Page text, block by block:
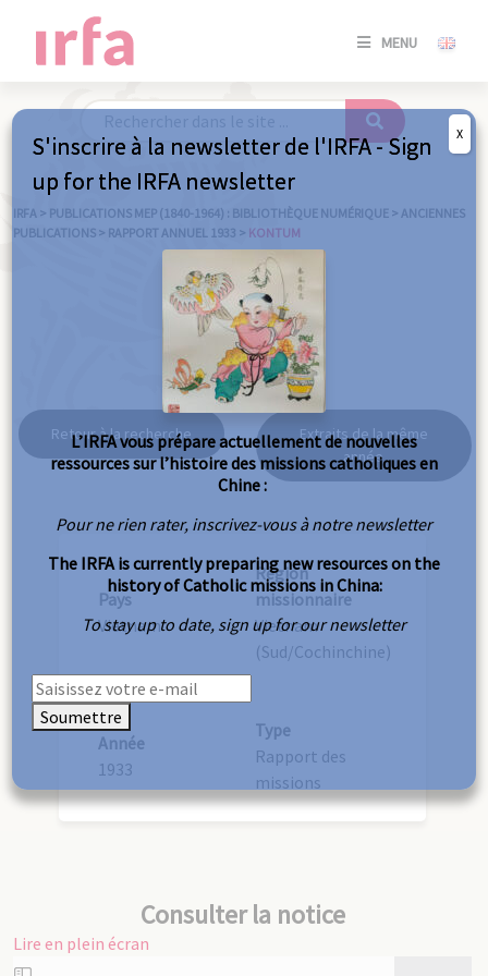
MENU
SE
/
IRFA > PUBLICATIONS MEP (1840-1964) : BIBLIOTHÈQUE NUMÉRIQUE > ANCIENNES
PUBLICATIONS > RAPPORT ANNUEL 1933 > KONTUM
Kontum
Retour à la recherche
Extraits de la même
année
Pays
Vietnam
Région
missionnaire
Vietnam
(Sud/Cochinchine)
Année
1933
Type
Rapport des
missions
Consulter la notice
Lire en plein écran
Aller
S'inscrire à la newsletter de l'IRFA - Sign
up for the IRFA newsletter
L’IRFA vous prépare actuellement de nouvelles
ressources sur l’histoire des missions catholiques en
Chine :
Pour ne rien rater, inscrivez-vous à notre newsletter
The IRFA is currently preparing new resources on the
history of Catholic missions in China:
To stay up to date, sign up for our newsletter
Soumettre
X